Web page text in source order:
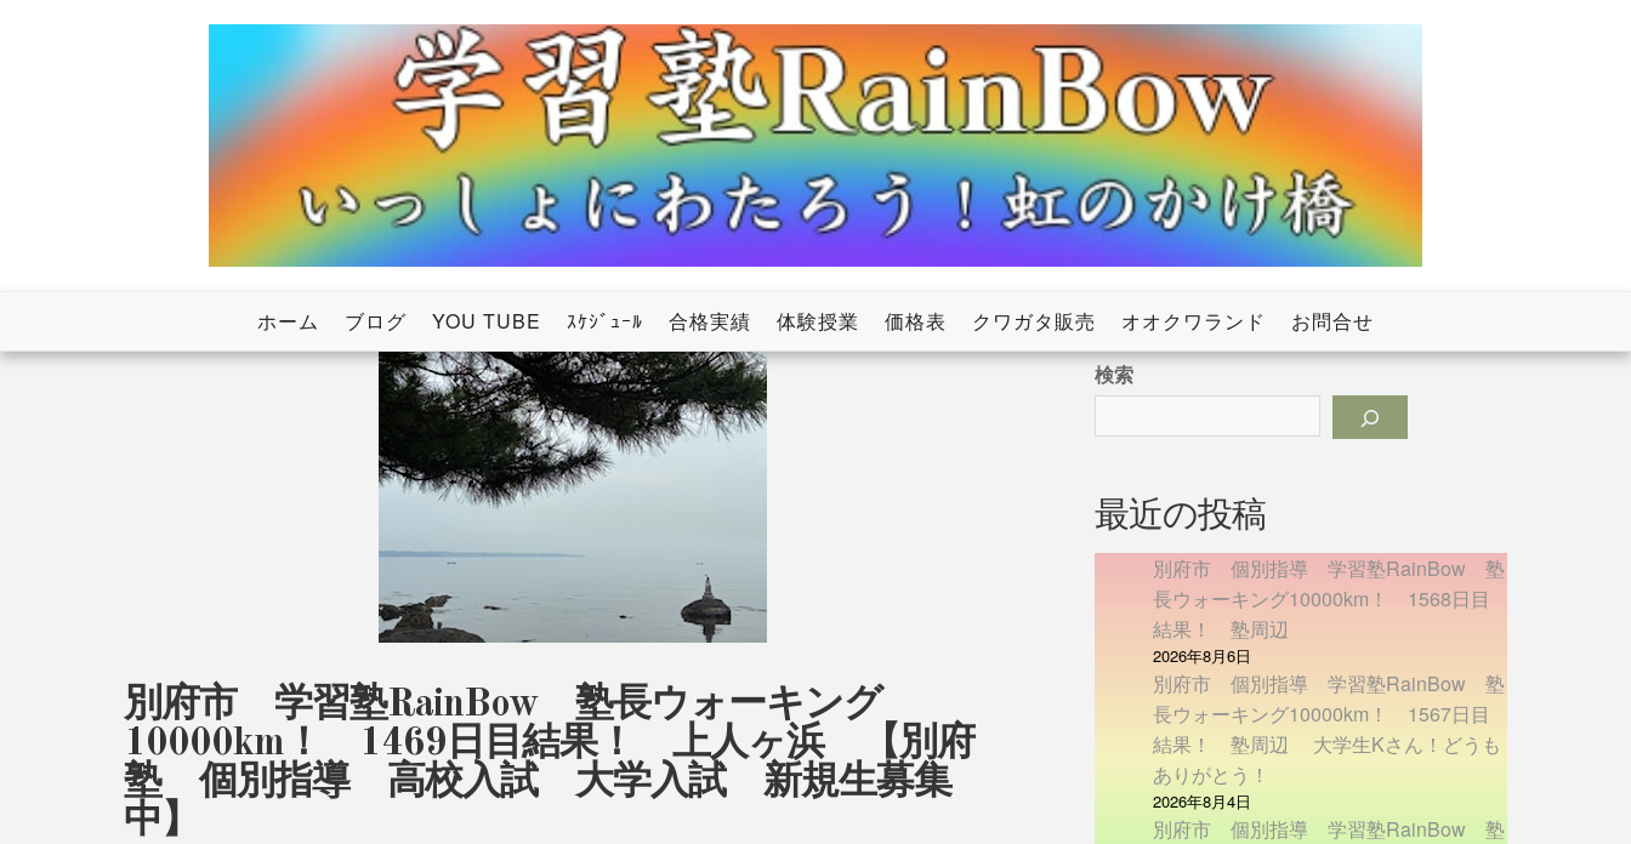
学習塾RainBow
ホーム ブログ YOU TUBE ｽｹｼﾞｭｰﾙ 合格実績 体験授業 価格表 クワガタ販売 オオクワランド お問合せ
別府市 学習塾RainBow 塾長ウォーキング
10000km！ 1469日目結果！ 上人ヶ浜 【別府
塾 個別指導 高校入試 大学入試 新規生募集
中】
検索
最近の投稿
別府市 個別指導 学習塾RainBow 塾
長ウォーキング10000km！ 1568日目
結果！ 塾周辺
2026年8月6日
別府市 個別指導 学習塾RainBow 塾
長ウォーキング10000km！ 1567日目
結果！ 塾周辺 大学生Kさん！どうも
ありがとう！
2026年8月4日
別府市 個別指導 学習塾RainBow 塾